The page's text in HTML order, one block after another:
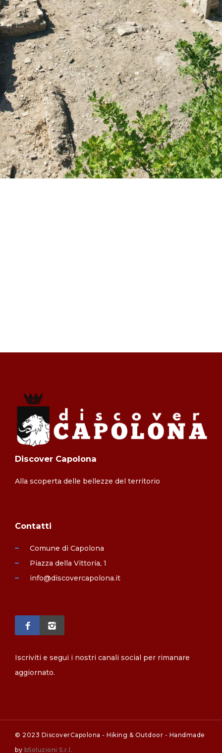
Discover Capolona
Alla scoperta delle bellezze del territorio
Contatti
Comune di Capolona
Piazza della Vittoria, 1
info@discovercapolona.it
Iscriviti e segui i nostri canali social per rimanare
aggiornato.
© 2023 DiscoverCapolona - Hiking & Outdoor - Handmade
by bSoluzioni S.r.l.